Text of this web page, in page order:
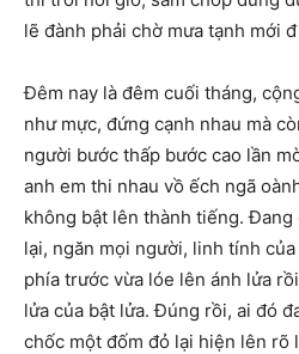
lẽ đành phải chờ mưa tạnh mới
Đêm nay là đêm cuối tháng,
như mực, đứng cạnh nhau mà
người bước thấp bước cao lần
anh em thi nhau vồ ếch ngã
không bật lên thành tiếng. Đang
lại, ngăn mọi người, linh tính
phía trước vừa lóe lên ánh lửa
lửa của bật lửa. Đúng rồi, ai đó
chốc một đốm đỏ lại hiện lên rõ